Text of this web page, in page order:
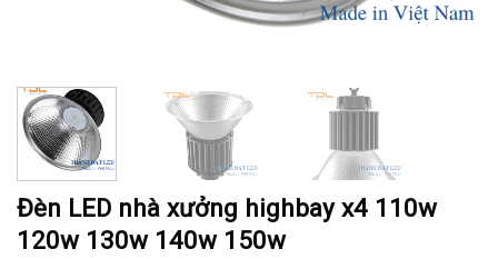
Đèn LED nhà xưởng highbay x4 110w
120w 130w 140w 150w